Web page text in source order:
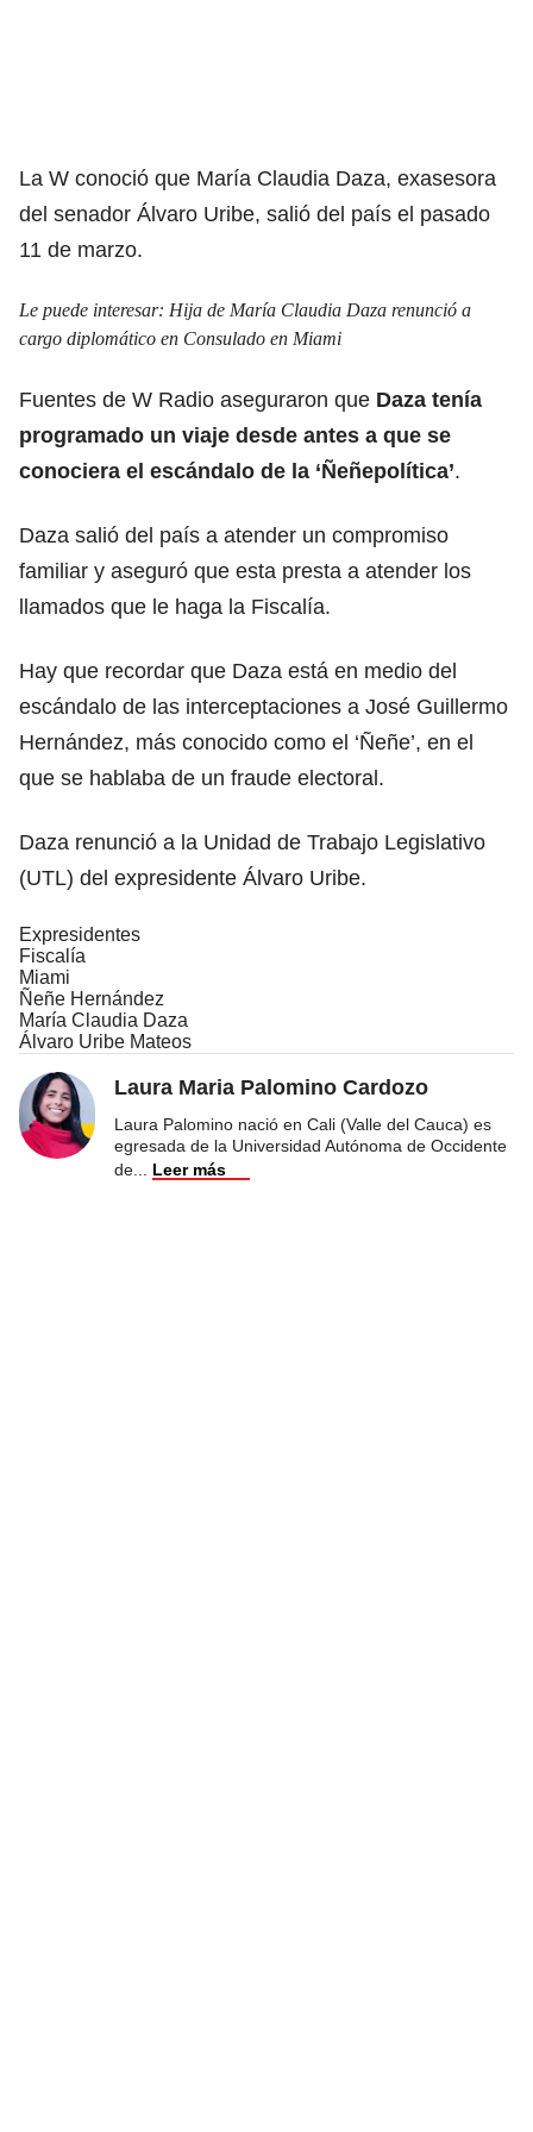
La W conoció que María Claudia Daza, exasesora
del senador Álvaro Uribe, salió del país el pasado
11 de marzo.
Le puede interesar: Hija de María Claudia Daza renunció a
cargo diplomático en Consulado en Miami
Fuentes de W Radio aseguraron que Daza tenía
programado un viaje desde antes a que se
conociera el escándalo de la ‘Ñeñepolítica’.
Daza salió del país a atender un compromiso
familiar y aseguró que esta presta a atender los
llamados que le haga la Fiscalía.
Hay que recordar que Daza está en medio del
escándalo de las interceptaciones a José Guillermo
Hernández, más conocido como el ‘Ñeñe’, en el
que se hablaba de un fraude electoral.
Daza renunció a la Unidad de Trabajo Legislativo
(UTL) del expresidente Álvaro Uribe.
Expresidentes
Fiscalía
Miami
Ñeñe Hernández
María Claudia Daza
Álvaro Uribe Mateos
Laura Maria Palomino Cardozo
Laura Palomino nació en Cali (Valle del Cauca) es
egresada de la Universidad Autónoma de Occidente
de
Leer más